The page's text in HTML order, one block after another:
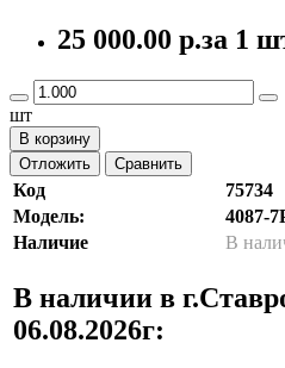
25 000.00 р.за 1
шт
В корзину
Отложить
Сравнить
Код
75734
Модель:
4087-
Наличие
В
В наличии в
06.08.2026г: